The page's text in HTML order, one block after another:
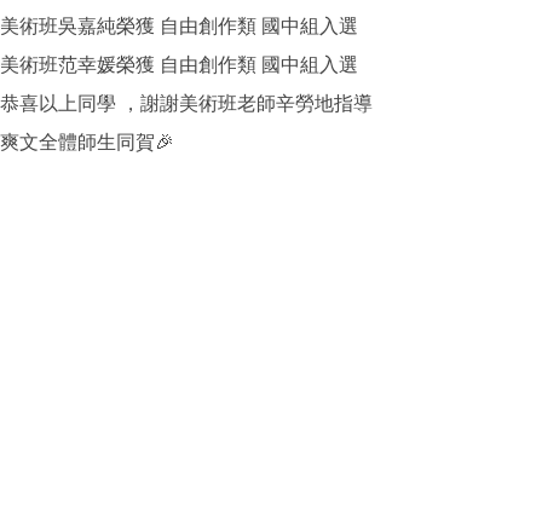
美術班吳嘉純榮獲 自由創作類 國中組入選
美術班范幸媛榮獲 自由創作類 國中組入選
恭喜以上同學 ，謝謝美術班老師辛勞地指導
爽文全體師生同賀🎉